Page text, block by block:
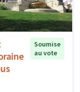
Soumise
au vote